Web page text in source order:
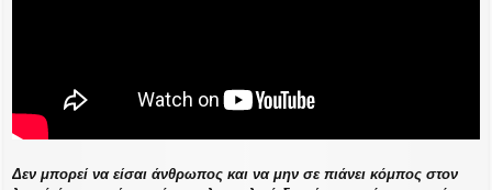
Δεν μπορεί να είσαι άνθρωπος και να μην σε πιάνει κόμπος στον